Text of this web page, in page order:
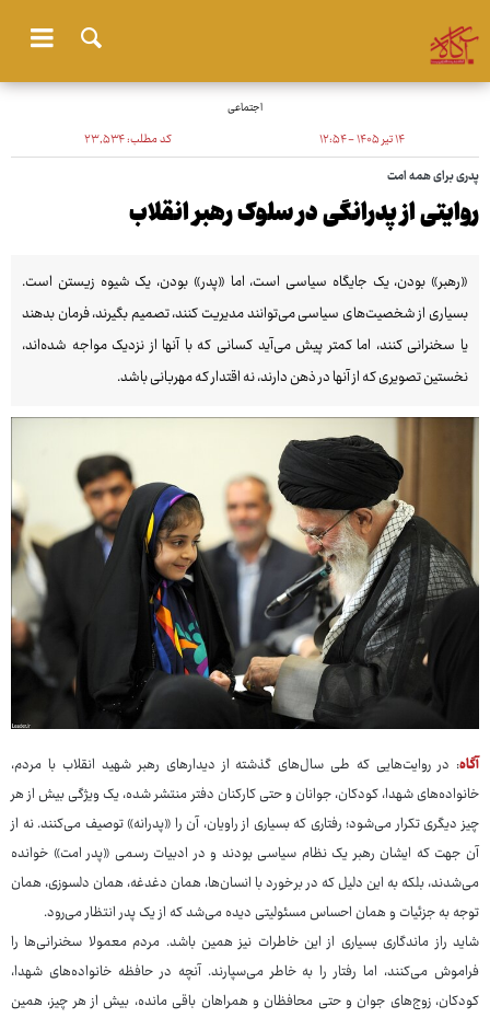
اجتماعی
۱۴ تیر ۱۴۰۵ - ۱۲:۵۴ کد مطلب:۲۳٬۵۳۴
پدری برای همه امت
روایتی از پدرانگی در سلوک رهبر انقلاب
«رهبر» بودن، یک جایگاه سیاسی است، اما «پدر» بودن، یک شیوه زیستن است.
بسیاری از شخصیت‌های سیاسی می‌توانند مدیریت کنند، تصمیم بگیرند، فرمان بدهند
یا سخنرانی کنند، اما کمتر پیش می‌آید کسانی که با آنها از نزدیک مواجه شده‌اند،
نخستین تصویری که از آنها در ذهن دارند، نه اقتدار که مهربانی باشد.
آگاه: در روایت‌هایی که طی سال‌های گذشته از دیدارهای رهبر شهید انقلاب با مردم،
خانواده‌های شهدا، کودکان، جوانان و حتی کارکنان دفتر منتشر شده، یک ویژگی بیش از هر
چیز دیگری تکرار می‌شود؛ رفتاری که بسیاری از راویان، آن را «پدرانه» توصیف می‌کنند. نه از
آن جهت که ایشان رهبر یک نظام سیاسی بودند و در ادبیات رسمی «پدر امت» خوانده
می‌شدند، بلکه به این دلیل که در برخورد با انسان‌ها، همان دغدغه، همان دلسوزی، همان
توجه به جزئیات و همان احساس مسئولیتی دیده می‌شد که از یک پدر انتظار می‌رود.
شاید راز ماندگاری بسیاری از این خاطرات نیز همین باشد. مردم معمولا سخنرانی‌ها را
فراموش می‌کنند، اما رفتار را به خاطر می‌سپارند. آنچه در حافظه خانواده‌های شهدا،
کودکان، زوج‌های جوان و حتی محافظان و همراهان باقی مانده، بیش از هر چیز، همین